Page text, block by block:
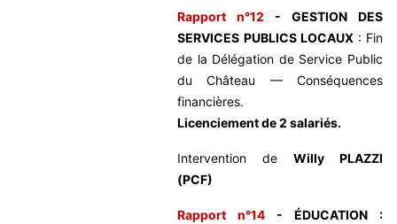
Rapport n°12 - GESTION DES
SERVICES PUBLICS LOCAUX : Fin
de la Délégation de Service Public
du Château — Conséquences
financières.
Licenciement de 2 salariés.
Intervention de Willy PLAZZI
(PCF)
Rapport n°14 - ÉDUCATION :